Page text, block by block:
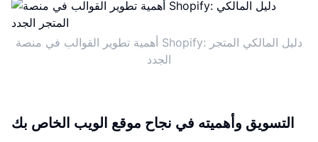
أهمية تطوير القوالب في منصة Shopify: دليل المالكي المتجر
الجدد
التسويق وأهميته في نجاح موقع الويب الخاص بك